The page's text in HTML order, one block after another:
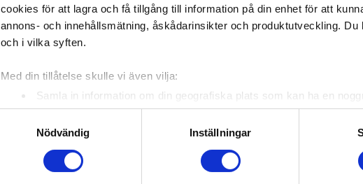
cookies för att lagra och få tillgång till information på din enhet för att
annons- och innehållsmätning, åskådarinsikter och produktutveckling.
och i vilka syften.
Med din tillåtelse skulle vi även vilja:
Samla in information om din geografiska plats som kan ha en
Identifiera din enhet genom att aktivt skanna den för specifika
Ta reda på mer om hur dina personliga uppgifter behandlas och ställ in
eller dra tillbaka ditt samtycke när som helst från cookie-förklaringen.
Nödvändig
Inställningar
Huvudpartners